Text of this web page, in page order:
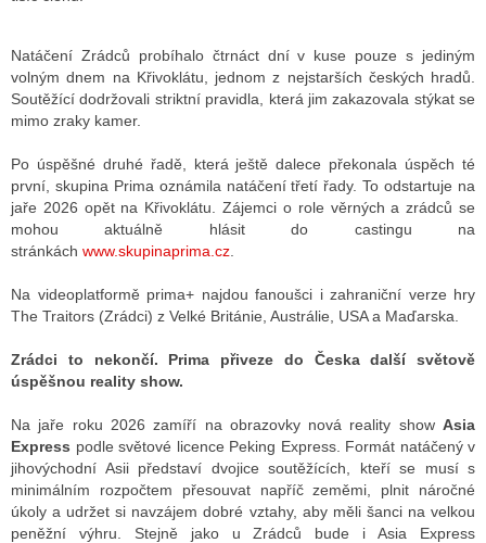
Natáčení Zrádců probíhalo čtrnáct dní v kuse pouze s jediným
volným dnem na Křivoklátu, jednom z nejstarších českých hradů.
Soutěžící dodržovali striktní pravidla, která jim zakazovala stýkat se
mimo zraky kamer.
Po úspěšné druhé řadě, která ještě dalece překonala úspěch té
první, skupina Prima oznámila natáčení třetí řady. To odstartuje na
jaře 2026 opět na Křivoklátu. Zájemci o role věrných a zrádců se
mohou aktuálně hlásit do castingu na
stránkách www.skupinaprima.cz
Na videoplatformě prima+ najdou fanoušci i zahraniční verze hry
The Traitors (Zrádci) z Velké Británie, Austrálie, USA a Maďarska.
Zrádci to nekončí. Prima přiveze do Česka další světově
úspěšnou reality show.
Na jaře roku 2026 zamíří na obrazovky nová reality show Asia
Express podle světové licence Peking Express. Formát natáčený v
jihovýchodní Asii představí dvojice soutěžících, kteří se musí s
minimálním rozpočtem přesouvat napříč zeměmi, plnit náročné
úkoly a udržet si navzájem dobré vztahy, aby měli šanci na velkou
peněžní výhru. Stejně jako u Zrádců bude i Asia Express